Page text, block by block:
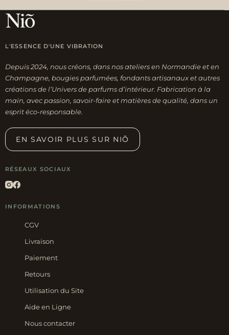
L'ESSENCE D'UNE VIBRATION
Depuis 2024, nous créons, dans nos ateliers en Normandie et en
Champagne, bougies parfumées, fondants artisanaux et autres
créations de l’Univers de parfums d’intérieur. Fabrication à la
main, avec passion, savoir-faire et matières de qualité, dans un
esprit éco-responsable.
EN SAVOIR PLUS SUR NIÕ
RÉSEAUX SOCIAUX
INFORMATIONS
CGV
Livraison
Paiement
Retours
Utilisation du Site
Aide en Ligne
Nous contacter